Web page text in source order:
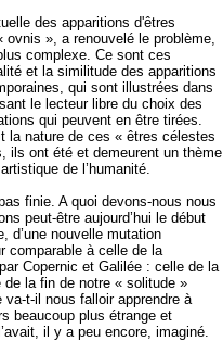
des apparitions d'êtres
ovnis », a renouvelé le problème,
complexe. Ce sont ces
et la similitude des apparitions
qui sont illustrées dans
le lecteur libre du choix des
qui peuvent en être tirées.
la nature de ces « êtres célestes
ils ont été et demeurent un thème
de l’humanité.
finie. A quoi devons-nous nous
peut-être aujourd’hui le début
d’une nouvelle mutation
comparable à celle de la
Copernic et Galilée : celle de la
la fin de notre « solitude »
t-il nous falloir apprendre à
beaucoup plus étrange et
il y a peu encore, imaginé.